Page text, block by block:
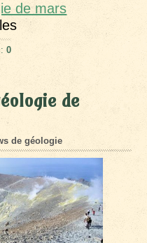
de mars
0
de
de géologie